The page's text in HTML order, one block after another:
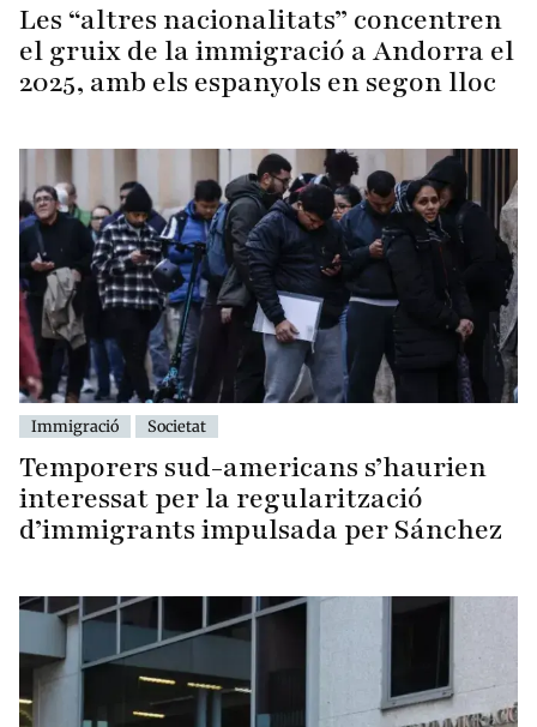
Les “altres nacionalitats” concentren
el gruix de la immigració a Andorra el
2025, amb els espanyols en segon lloc
Immigració Societat
Temporers sud-americans s’haurien
interessat per la regularització
d’immigrants impulsada per Sánchez